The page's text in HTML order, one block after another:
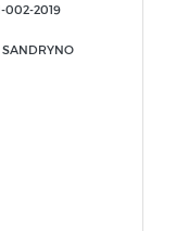
002-2019